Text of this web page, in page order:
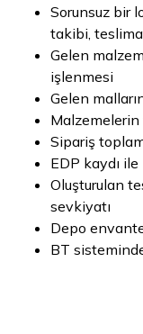
Sorunsuz bir
takibi,
Gelen
işlenmesi
Gelen
Malzemelerin
Sipariş
EDP kaydı
Oluşturulan
sevkiyatı
Depo
BT